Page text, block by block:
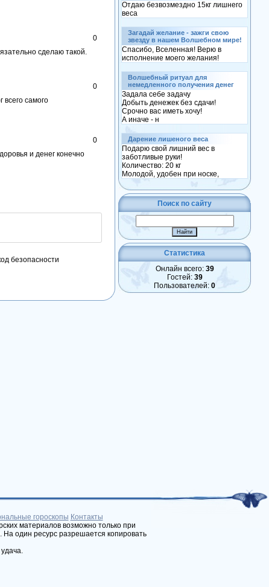
0
сделаю такой.
0
самого
0
и денег конечно
Отдаю безвозмездно 15кг лишнего
веса
Загадай желание - зажги свою
звезду в нашем Волшебном мире!
Спасибо, Вселенная! Верю в
исполнение моего желания!
Волшебный ритуал для
немедленного получения денег
Задала себе задачу
Добыть денежек без сдачи!
Срочно вас иметь хочу!
А иначе - н
Дарение лишеного веса
Подарю свой лишний вес в
заботливые руки!
Количество: 20 кг
Молодой, удобен при носке,
Поиск по сайту
Статистика
Онлайн всего: 39
Гостей: 39
Пользователей: 0
гороскопы Контакты
материалов возможно только при
один ресурс разрешается копировать